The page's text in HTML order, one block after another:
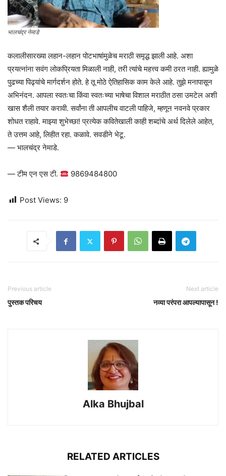
भालचंद्र नेमाडे
कलालीसारख्या लहान-लहान पोटभाषांमुळेच मराठी समृद्ध झाली आहे. अशा
प्रयत्नांना सवंग लोकप्रियता मिळाली नाही, तरी त्यांचे महत्त्व कमी ठरत नाही. ह्यामुळे
पुढच्या पिढ्यांचे मार्गदर्शन होते. हे तू मोठे ऐतिहासिक काम केले आहे. तुझे मनापासून
अभिनंदन. आपला स्वतःचा किंवा स्वतःच्या भाषेचा विशाल मराठीत ठसा उमटेल अशी
खास शैली तयार करावी. सर्वांना ती आपलीच वाटली पाहिजे, म्हणून नवनवे प्रकार
शोधत राहावे. माझ्या शुभेच्छा! प्रत्येक कवितेखाली काही शब्दांचे अर्थ दिलेले आहेत,
ते उत्तम आहे, लिहीत रहा. कळावे. सवडीने भेटू.
— भालचंद्र नेमाडे.
— टीम एन एस टी. 9869484800
Post Views: 9
Previous article
पुस्तक परिचय
Next article
नव्या परंपरा आपल्यापासून !
Alka Bhujbal
RELATED ARTICLES